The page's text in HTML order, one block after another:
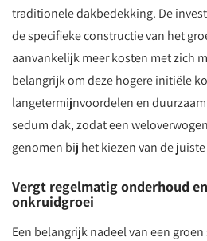
traditionele dakbedekking. De
de specifieke constructie van het
aanvankelijk meer kosten met zich
belangrijk om deze hogere initiële
langetermijnvoordelen en
sedum dak, zodat een
genomen bij het kiezen van de
Vergt regelmatig onderhoud
onkruidgroei
Een belangrijk nadeel van een